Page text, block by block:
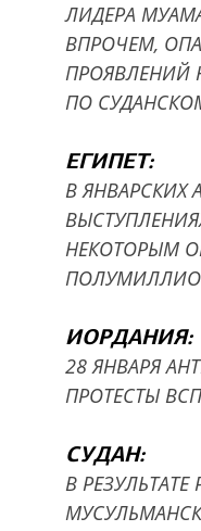
ЛИДЕРА
ВПРОЧЕМ,
ПРОЯВЛЕНИЙ
ПО
ЕГИПЕТ:
В ЯНВАРСКИХ
НЕКОТОРЫМ
ИОРДАНИЯ:
28 ЯНВАРЯ
ПРОТЕСТЫ
СУДАН:
В